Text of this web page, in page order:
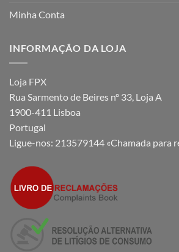
Minha Conta
INFORMAÇÃO DA LOJA
Loja FPX
Rua Sarmento de Beires nº 33, Loja A
1900-411 Lisboa
Portugal
Ligue-nos: 213579144 «Chamada para